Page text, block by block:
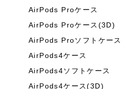
AirPods Proケース
AirPods Proケース(3D)
AirPods Proソフトケース
AirPods4ケース
AirPods4ソフトケース
AirPods4ケース(3D)